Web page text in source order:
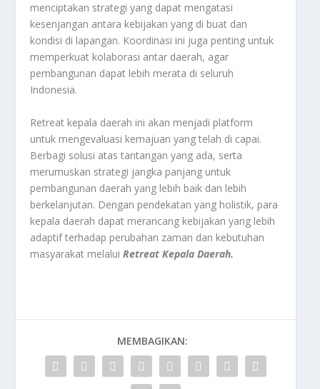
menciptakan strategi yang dapat mengatasi
kesenjangan antara kebijakan yang di buat dan
kondisi di lapangan. Koordinasi ini juga penting untuk
memperkuat kolaborasi antar daerah, agar
pembangunan dapat lebih merata di seluruh
Indonesia.
Retreat kepala daerah ini akan menjadi platform
untuk mengevaluasi kemajuan yang telah di capai.
Berbagi solusi atas tantangan yang ada, serta
merumuskan strategi jangka panjang untuk
pembangunan daerah yang lebih baik dan lebih
berkelanjutan. Dengan pendekatan yang holistik, para
kepala daerah dapat merancang kebijakan yang lebih
adaptif terhadap perubahan zaman dan kebutuhan
masyarakat melaluiRetreat Kepala Daerah.
MEMBAGIKAN: